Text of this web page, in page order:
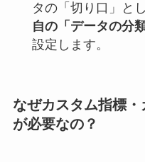
タの「切り口」と
自の「データの分
設定します。
なぜカスタム指標
が必要なの？